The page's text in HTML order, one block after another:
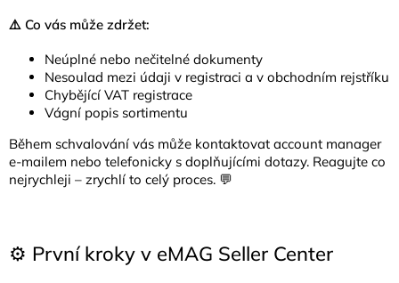
⚠️ Co vás může zdržet:
Neúplné nebo nečitelné dokumenty
Nesoulad mezi údaji v registraci a v obchodním rejstříku
Chybějící VAT registrace
Vágní popis sortimentu
Během schvalování vás může kontaktovat account manager
e-mailem nebo telefonicky s doplňujícími dotazy. Reagujte co
nejrychleji – zrychlí to celý proces. 💬
⚙️ První kroky v eMAG Seller Center